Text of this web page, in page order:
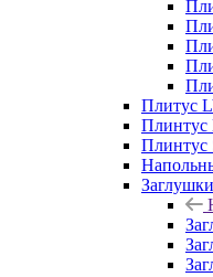
Плитус
Плинтус
Заглушки